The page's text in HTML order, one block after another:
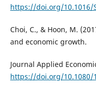
https://doi.org/10.1016/
Choi, C., & Hoon, M.
and economic growth.
Journal Applied
https://doi.org/10.1080/